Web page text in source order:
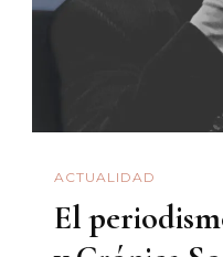
ACTUALIDAD
El